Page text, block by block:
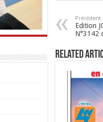
Précédent
Edition
N°3142
Related